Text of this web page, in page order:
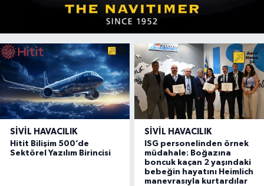
SIVIL HAVACILIK
Hitit Bilişim 500’de
Sektörel Yazılım Birincisi
SIVIL HAVACILIK
ISG personelinden örnek
müdahale: Boğazına
boncuk kaçan 2 yaşındaki
bebeğin hayatını Heimlich
manevrasıyla kurtardılar